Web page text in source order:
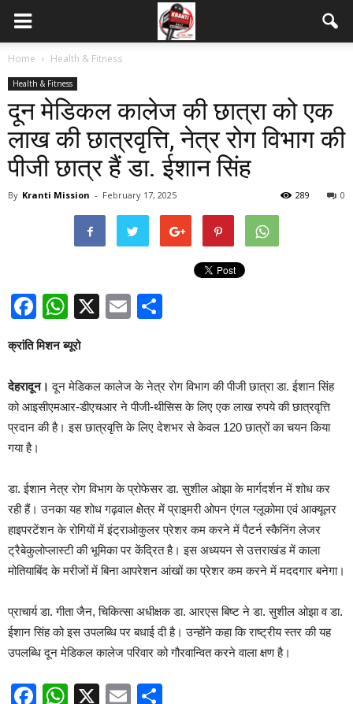
Home Health & Fitness
Health & Fitness
दून मेडिकल कालेज की छात्रा को एक
लाख की छात्रवृत्ति, नेत्र रोग विभाग की
पीजी छात्र हैं डा. ईशान सिंह
By Kranti Mission - February 17, 2025 0
289
Facebook
WhatsApp
X Email
क्रांति मिशन ब्यूरो
देहरादून। दून मेडिकल कालेज के नेत्र रोग विभाग की पीजी छात्रा डा. ईशान सिंह
को आइसीएमआर-डीएचआर ने पीजी-थीसिस के लिए एक लाख रुपये की छात्रवृत्ति
प्रदान की है। इस छात्रवृत्ति के लिए देशभर से केवल 120 छात्रों का चयन किया
गया है।
डा. ईशान नेत्र रोग विभाग के प्रोफेसर डा. सुशील ओझा के मार्गदर्शन में शोध कर
रही हैं। उनका यह शोध गढ़वाल क्षेेत्र में प्राइमरी ओपन एंगल ग्लूकोमा एवं आक्यूलर
हाइपरटेंशन के रोगियों में इंट्राओकुलर प्रेशर कम करने में पैटर्न स्कैनिंग लेजर
ट्रैबेकुलोप्लास्टी की भूमिका पर केंद्रित है। इस अध्ययन से उत्तराखंड में काला
मोतियाबिंद के मरीजों में बिना आपरेशन आंखों का प्रेशर कम करने में मददगार बनेगा।
प्राचार्य डा. गीता जैन, चिकित्सा अधीक्षक डा. आरएस बिष्ट ने डा. सुशील ओझा व डा.
ईशान सिंह को इस उपलब्धि पर बधाई दी है। उन्होंने कहा कि राष्ट्रीय स्तर की यह
उपलब्धि दून मेडिकल कालेज परिवार को गौरवान्वित करने वाला क्षण है।
Facebook
WhatsApp
X Email